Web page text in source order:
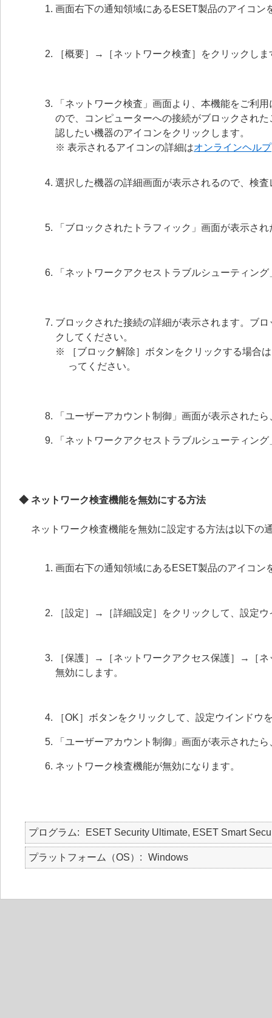
画面右下の通知領域にあるESET製品のアイコン
［概要］→［ネットワーク検査］をクリックし
「ネットワーク検査」画面より、本機能をご利
ので、コンピューターへの接続がブロックされ
認したい機器のアイコンをクリックします。
※ 表示されるアイコンの詳細はオンラインヘルプ
選択した機器の詳細画面が表示されるので、検
「ブロックされたトラフィック」画面が表示さ
「ネットワークアクセストラブルシューティン
ブロックされた接続の詳細が表示されます。ブ
クしてください。
※ ［ブロック解除］ボタンをクリックする場合
ってください。
「ユーザーアカウント制御」画面が表示された
「ネットワークアクセストラブルシューティン
◆ ネットワーク検査機能を無効にする方法
ネットワーク検査機能を無効に設定する方法は以下の
画面右下の通知領域にあるESET製品のアイコン
［設定］→［詳細設定］をクリックして、設定
［保護］→［ネットワークアクセス保護］→［
無効にします。
［OK］ボタンをクリックして、設定ウインドウ
「ユーザーアカウント制御」画面が表示された
ネットワーク検査機能が無効になります。
プログラム ESET Security Ultimate, ESET Smart
プラットフォーム（OS） Windows